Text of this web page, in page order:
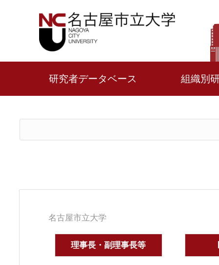
研究者データベース 組織別
名古屋市立大学
理事長・副理事長等